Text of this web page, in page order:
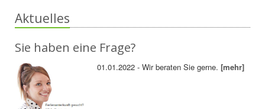
Aktuelles
Sie haben eine Frage?
01.01.2022 - Wir beraten Sie gerne.[mehr]